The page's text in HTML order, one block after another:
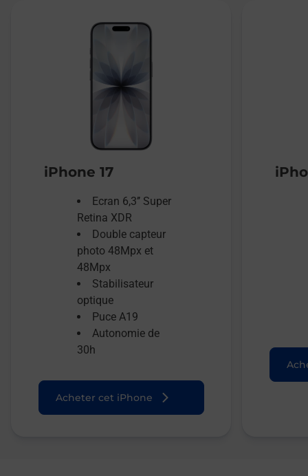
iPhone 17
Ecran 6,3’’ Super
Retina XDR
Double capteur
photo 48Mpx et
48Mpx
Stabilisateur
optique
Puce A19
Autonomie de
30h
Acheter cet iPhone